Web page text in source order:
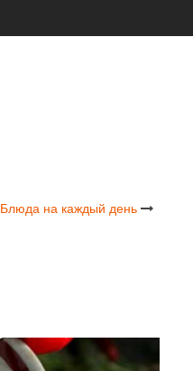
Блюда на каждый день